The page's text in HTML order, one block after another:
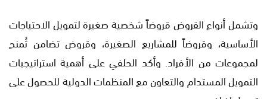
وتشمل أنواع القروض قروضاً شخصية صغيرة لتمويل الاحتياجات
الأساسية، وقروضاً للمشاريع الصغيرة، وقروض تضامن تُمنح
لمجموعات من الأفراد. وأكد الحلفي على أهمية استراتيجيات
التمويل المستدام والتعاون مع المنظمات الدولية للحصول على